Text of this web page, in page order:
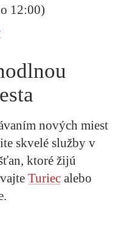
12:00)
nových miest
skvelé služby v
ktoré žijú
Turiec alebo